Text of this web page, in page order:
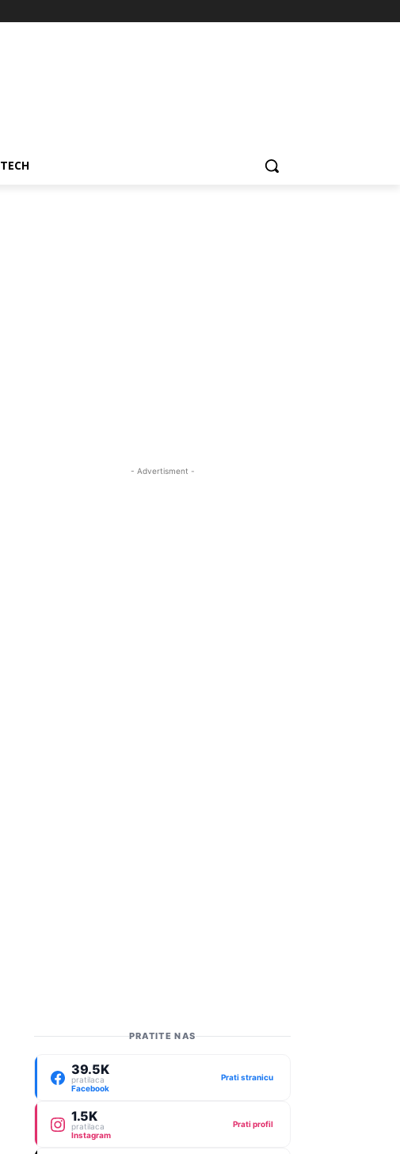
TECH
- Advertisment -
PRATITE NAS
39.5K
pratilaca
Facebook
Prati stranicu
1.5K
pratilaca
Instagram
Prati profil